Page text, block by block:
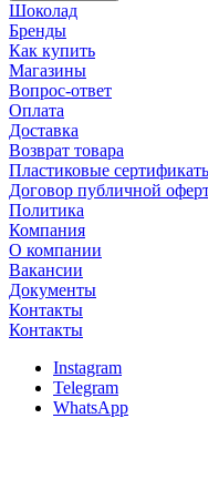
Шоколад
Бренды
Как купить
Магазины
Вопрос-ответ
Оплата
Доставка
Возврат товара
Пластиковые
Договор публичной
Политика
Компания
О компании
Вакансии
Документы
Контакты
Контакты
Instagram
Telegram
WhatsApp